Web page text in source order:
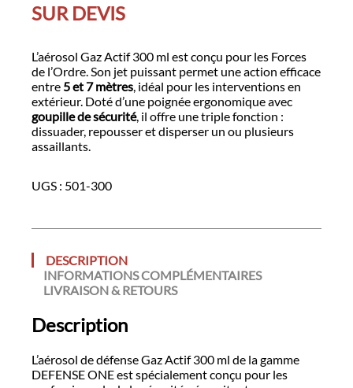
SUR DEVIS
L’aérosol Gaz Actif 300 ml est conçu pour les Forces
de l’Ordre. Son jet puissant permet une action efficace
entre 5 et 7 mètres , idéal pour les interventions en
extérieur. Doté d’une poignée ergonomique avec
goupille de sécurité, il offre une triple fonction :
dissuader, repousser et disperser un ou plusieurs
assaillants.
UGS : 501-300
DESCRIPTION
INFORMATIONS COMPLÉMENTAIRES
LIVRAISON & RETOURS
Description
L’aérosol de défense Gaz Actif 300 ml de la gamme
DEFENSE ONE est spécialement conçu pour les